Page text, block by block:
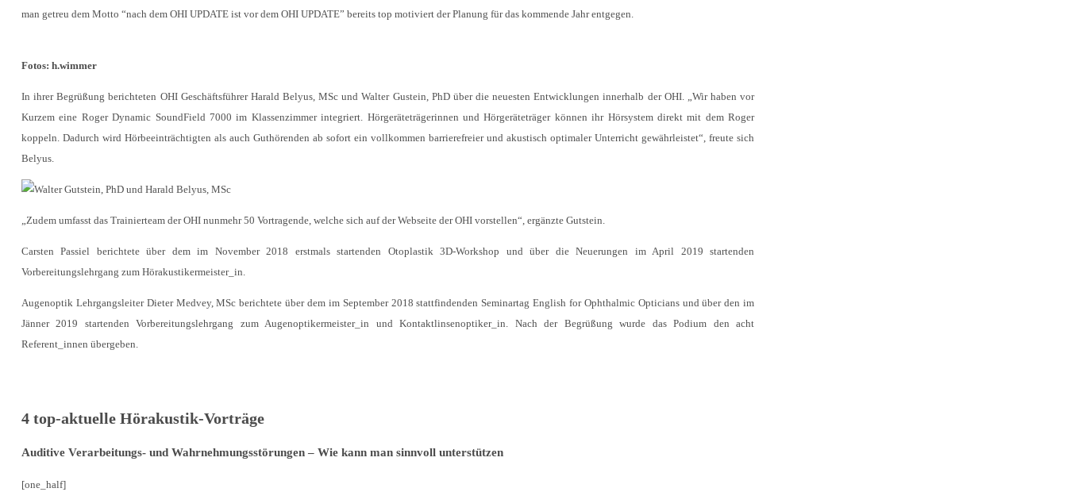
man getreu dem Motto “nach dem OHI UPDATE ist vor dem OHI UPDATE” bereits top motiviert der Planung für das kommende Jahr entgegen.
Fotos: h.wimmer
In ihrer Begrüßung berichteten OHI Geschäftsführer Harald Belyus, MSc und Walter Gustein, PhD über die neuesten Entwicklungen innerhalb der OHI. „Wir haben vor
Kurzem eine Roger Dynamic SoundField 7000 im Klassenzimmer integriert. Hörgeräteträgerinnen und Hörgeräteträger können ihr Hörsystem direkt mit dem Roger
koppeln. Dadurch wird Hörbeeinträchtigten als auch Guthörenden ab sofort ein vollkommen barrierefreier und akustisch optimaler Unterricht gewährleistet“, freute sich
Belyus.
„Zudem umfasst das Trainierteam der OHI nunmehr 50 Vortragende, welche sich auf der Webseite der OHI vorstellen“, ergänzte Gutstein.
Carsten Passiel berichtete über dem im November 2018 erstmals startenden Otoplastik 3D-Workshop und über die Neuerungen im April 2019 startenden
Vorbereitungslehrgang zum Hörakustikermeister_in.
Augenoptik Lehrgangsleiter Dieter Medvey, MSc berichtete über dem im September 2018 stattfindenden Seminartag English for Ophthalmic Opticians und über den im
Jänner 2019 startenden Vorbereitungslehrgang zum Augenoptikermeister_in und Kontaktlinsenoptiker_in. Nach der Begrüßung wurde das Podium den acht
Referent_innen übergeben.
4 top-aktuelle Hörakustik-Vorträge
Auditive Verarbeitungs- und Wahrnehmungsstörungen – Wie kann man sinnvoll unterstützen
[one_half]